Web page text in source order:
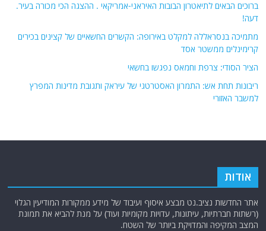
ברוכים הבאים לתיאטרון הבובות האיראני-אמריקאי . ההצגה הכי מכורה בעיר.
דעה!
מתמיכה בנסראללה למקלט באירופה: הקשרים החשאיים של קצינים בכירים
קרימינלים ממשטר אסד
הציר הסודי: צרפת וחמאס נפגשו בחשאי
ריבונות תחת אש: התמרון האסטרטגי של עיראק ותגובת מדינות המפרץ
למשבר האזורי
אודות
אתר החדשות נציב.נט מבצע איסוף ועיבוד של מידע ממקורות המודיעין הגלוי
(רשתות חברתיות, עיתונות, עדויות מקומיות ועוד) על מנת להביא את תמונת
המצב המקיפה והמדויקת ביותר של השטח.